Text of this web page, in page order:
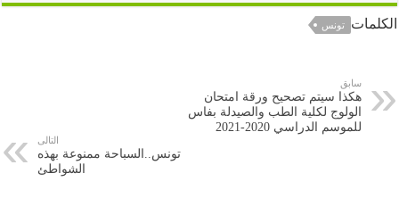
تونس
هكذا سيتم تصحيح ورقة امتحان
الولوج لكلية الطب والصيدلة بفاس
للموسم الدراسي 2020-2021
تونس..السباحة ممنوعة بهذه
الشواطئ